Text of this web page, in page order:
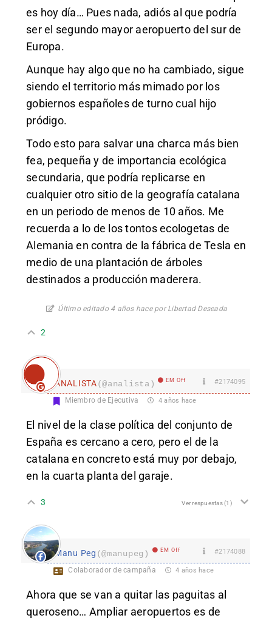
es hoy día… Pues nada, adiós al que podría
ser el segundo mayor aeropuerto del sur de
Europa.
Aunque hay algo que no ha cambiado, sigue
siendo el territorio más mimado por los
gobiernos españoles de turno cual hijo
pródigo.
Todo esto para salvar una charca más bien
fea, pequeña y de importancia ecológica
secundaria, que podría replicarse en
cualquier otro sitio de la geografía catalana
en un periodo de menos de 10 años. Me
recuerda a lo de los tontos ecologetas de
Alemania en contra de la fábrica de Tesla en
medio de una plantación de árboles
destinados a producción maderera.
Último editado 4 años hace por Libertad Deseada
2
ANALISTA(@analista) EM Off #2174095
Miembro de Ejecutiva 4 años hace
El nivel de la clase política del conjunto de
España es cercano a cero, pero el de la
catalana en concreto está muy por debajo,
en la cuarta planta del garaje.
3 Ver respuestas(1)
Manu Peg (@manupeg) EM Off #2174088
Colaborador de campaña 4 años hace
Ahora que se van a quitar las paguitas al
queroseno… Ampliar aeropuertos es de